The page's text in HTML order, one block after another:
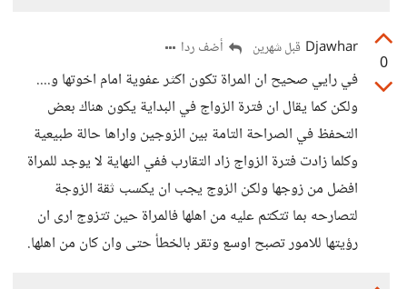
0
Djawhar قبل شهرين أضف ردا
في رايي صحيح ان المراة تكون اكثر عفوية امام اخوتها و....
ولكن كما يقال ان فترة الزواج في البداية يكون هناك بعض
التحفظ في الصراحة التامة بين الزوجين واراها حالة طبيعية
وكلما زادت فترة الزواج زاد التقارب ففي النهاية لا يوجد للمراة
افضل من زوجها ولكن الزوج يجب ان يكسب ثقة الزوجة
لتصارحه بما تتكتم عليه من اهلها فالمراة حين تتزوج ارى ان
رؤيتها للامور تصبح اوسع وتقر بالخطأ حتى وان كان من اهلها.